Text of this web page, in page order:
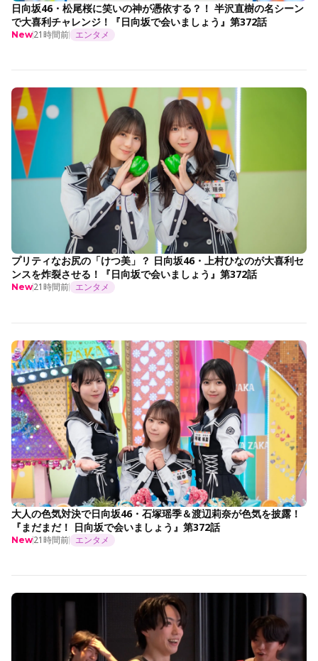
日向坂46・松尾桜に笑いの神が憑依する？！ 半沢直樹の名シーン
で大喜利チャレンジ！『日向坂で会いましょう』第372話
New21時間前 エンタメ
プリティなお尻の「けつ美」？ 日向坂46・上村ひなのが大喜利セ
ンスを炸裂させる！『日向坂で会いましょう』第372話
New21時間前 エンタメ
大人の色気対決で日向坂46・石塚瑶季＆渡辺莉奈が色気を披露！
『まだまだ！ 日向坂で会いましょう』第372話
New21時間前 エンタメ